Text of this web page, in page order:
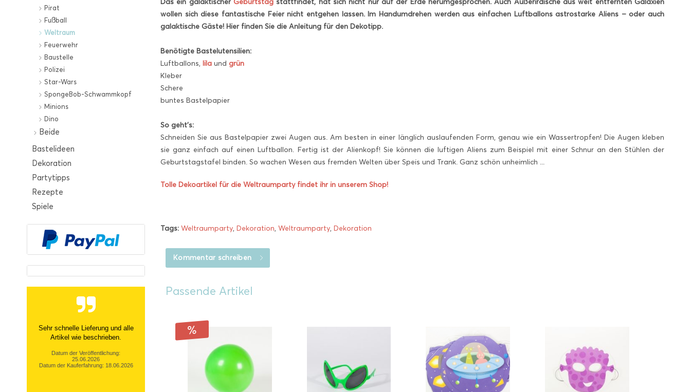
Pirat
Fußball
Weltraum
Feuerwehr
Baustelle
Polizei
Star-Wars
SpongeBob-Schwammkopf
Minions
Dino
Beide
Bastelideen
Dekoration
Partytipps
Rezepte
Spiele
Sehr schnelle Lieferung und alle
Artikel wie beschrieben.
Datum der Veröffentlichung:
25.06.2026
Datum der Kauferfahrung: 18.06.2026
Das ein galaktischer Geburtstagstattfindet, hat sich nicht nur auf der Erde herumgesprochen. Auch Außerirdische aus weit entfernten Galaxien
wollen sich diese fantastische Feier nicht entgehen lassen. Im Handumdrehen werden aus einfachen Luftballons astrostarke Aliens – oder auch
galaktische Gäste! Hier finden Sie die Anleitung für den Dekotipp.
Benötigte Bastelutensilien:
Luftballons, lila und grün
Kleber
Schere
buntes Bastelpapier
So geht’s:
Schneiden Sie aus Bastelpapier zwei Augen aus. Am besten in einer länglich auslaufenden Form, genau wie ein Wassertropfen! Die Augen kleben
sie ganz einfach auf einen Luftballon. Fertig ist der Alienkopf! Sie können die luftigen Aliens zum Beispiel mit einer Schnur an den Stühlen der
Geburtstagstafel binden. So wachen Wesen aus fremden Welten über Speis und Trank. Ganz schön unheimlich ...
Tolle Dekoartikel für die Weltraumparty findet ihr in unserem Shop!
Tags: Weltraumparty, Dekoration, Weltraumparty, Dekoration
Kommentar schreiben
Passende Artikel